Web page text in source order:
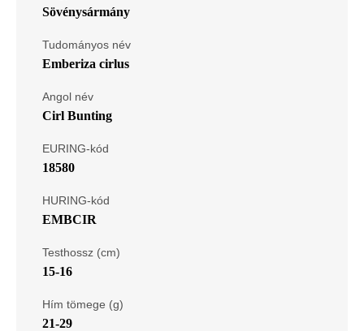
Sövénysármány
Tudományos név
Emberiza cirlus
Angol név
Cirl Bunting
EURING-kód
18580
HURING-kód
EMBCIR
Testhossz (cm)
15-16
Hím tömege (g)
21-29